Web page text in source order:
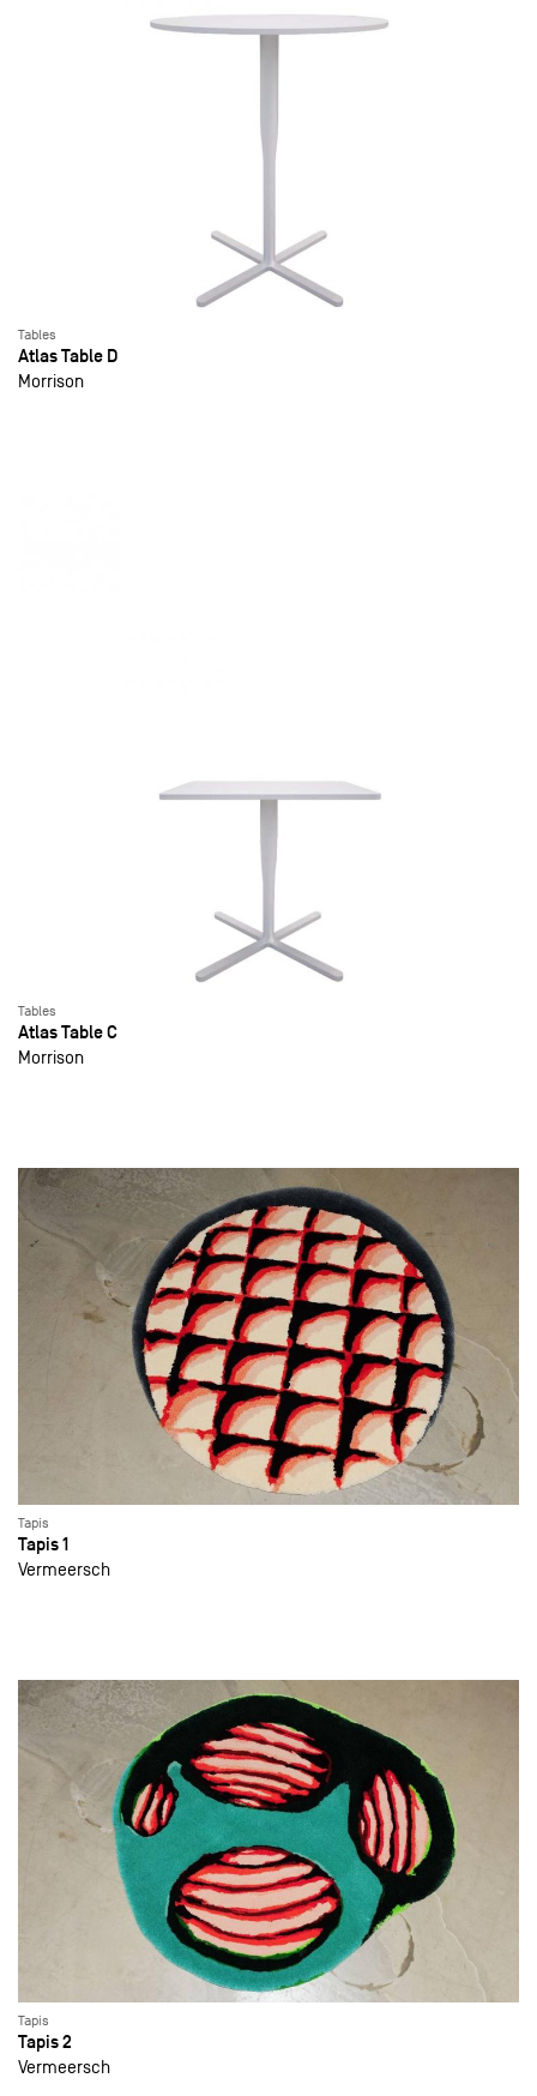
Tables
Atlas Table D
Morrison
Tables
Atlas Table C
Morrison
Tapis
Tapis 1
Vermeersch
Tapis
Tapis 2
Vermeersch